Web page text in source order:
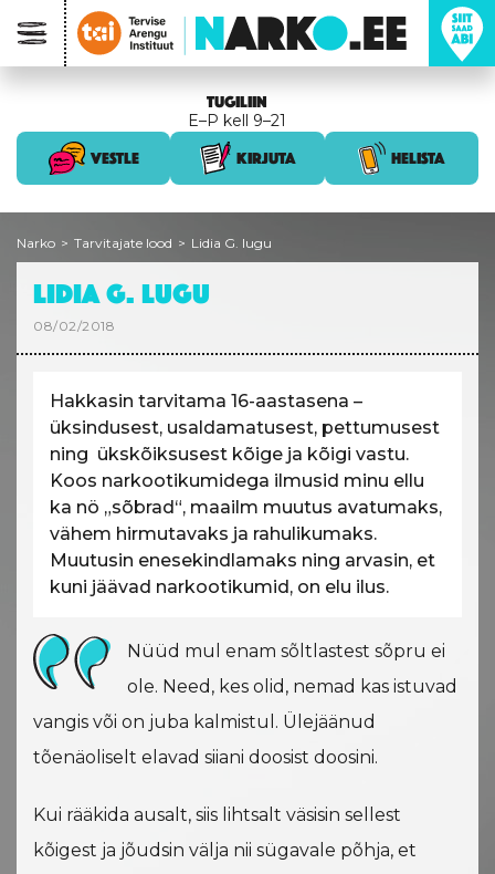
TUGILIIN
E–P kell 9–21
VESTLE
KIRJUTA HELISTA
Narko > Tarvitajate lood > Lidia G. lugu
LIDIA G. LUGU
08/02/2018
Hakkasin tarvitama 16-aastasena –
üksindusest, usaldamatusest, pettumusest
ning ükskõiksusest kõige ja kõigi vastu.
Koos narkootikumidega ilmusid minu ellu
ka nö „sõbrad“, maailm muutus avatumaks,
vähem hirmutavaks ja rahulikumaks.
Muutusin enesekindlamaks ning arvasin, et
kuni jäävad narkootikumid, on elu ilus.
Nüüd mul enam sõltlastest sõpru ei
ole. Need, kes olid, nemad kas istuvad
vangis või on juba kalmistul. Ülejäänud
tõenäoliselt elavad siiani doosist doosini.
Kui rääkida ausalt, siis lihtsalt väsisin sellest
kõigest ja jõudsin välja nii sügavale põhja, et